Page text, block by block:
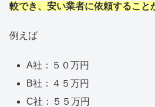
較でき、安い業者に依頼すること
例えば
A社：５０万円
B社：４５万円
C社：５５万円